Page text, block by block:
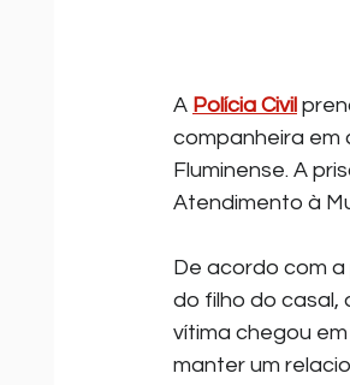
A Polícia Civil
companheira em
Fluminense. A
Atendimento à
De acordo com a
do filho do casal,
vítima chegou
manter um